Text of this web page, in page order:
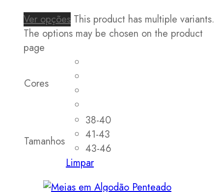
Ver opções This product has multiple variants.
The options may be chosen on the product
page
Cores
Tamanhos
38-40
41-43
43-46
Limpar